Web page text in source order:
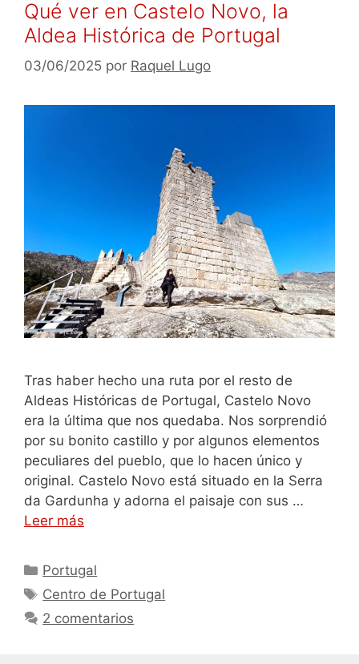
Qué ver en Castelo Novo, la
Aldea Histórica de Portugal
03/06/2025 por Raquel Lugo
Tras haber hecho una ruta por el resto de
Aldeas Históricas de Portugal, Castelo Novo
era la última que nos quedaba. Nos sorprendió
por su bonito castillo y por algunos elementos
peculiares del pueblo, que lo hacen único y
original. Castelo Novo está situado en la Serra
da Gardunha y adorna el paisaje con sus …
Leer más
Categorías
Portugal
Etiquetas
Centro de Portugal
2 comentarios